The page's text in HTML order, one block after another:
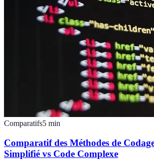
Comparatifs5 min
Comparatif des Méthodes de
Simplifié vs Code Complexe